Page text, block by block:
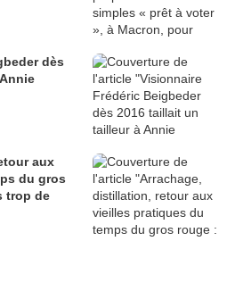
dès
aux
du gros
trop de